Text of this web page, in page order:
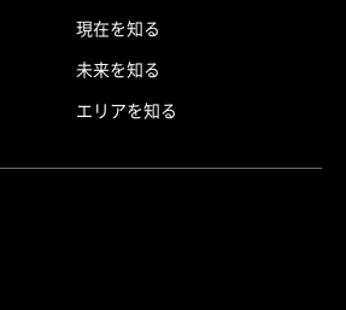
現在を知る
未来を知る
エリアを知る